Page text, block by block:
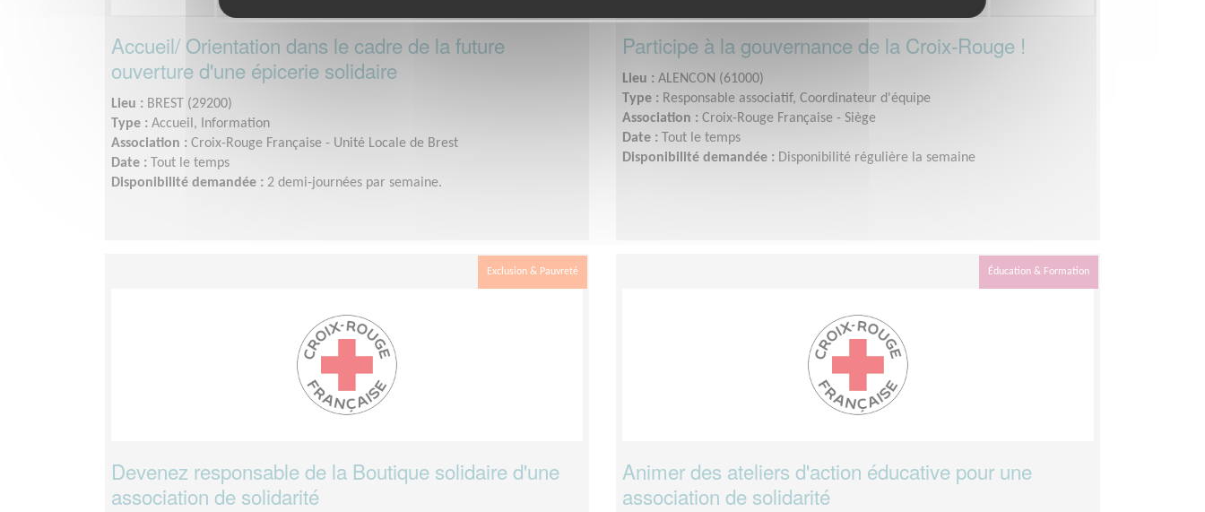
Accueil/ Orientation dans le cadre de la future
ouverture d'une épicerie solidaire
Lieu : BREST (29200)
Type : Accueil, Information
Association : Croix-Rouge Française - Unité Locale de Brest
Date :
Tout le temps
Disponibilité demandée : 2 demi-journées par semaine.
Participe à la gouvernance de la Croix-Rouge !
Lieu : ALENCON (61000)
Type : Responsable associatif, Coordinateur d'équipe
Association : Croix-Rouge Française - Siège
Date :
Tout le temps
Disponibilité demandée : Disponibilité régulière la semaine
Exclusion & Pauvreté
Devenez responsable de la Boutique solidaire d'une
association de solidarité
Éducation & Formation
Animer des ateliers d'action éducative pour une
association de solidarité